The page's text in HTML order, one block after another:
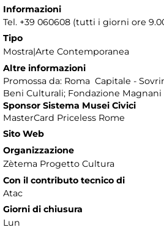
Informazioni
Tel. +39 060608 (tutti i giorni ore
Tipo
Mostra|Arte Contemporanea
Altre informazioni
Promossa da: Roma Capitale -
Beni Culturali; Fondazione Magnani
Sponsor Sistema Musei Civici
MasterCard Priceless Rome
Sito Web
Organizzazione
Zètema Progetto Cultura
Con il contributo tecnico di
Atac
Giorni di chiusura
Lun